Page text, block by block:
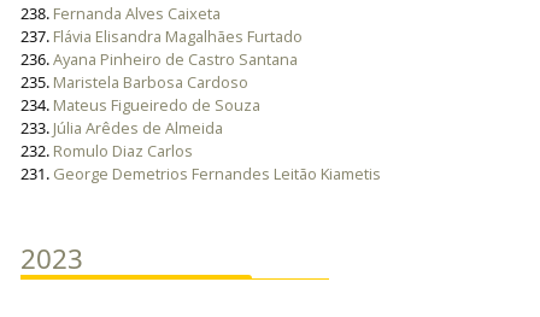
238. Fernanda Alves Caixeta
237. Flávia Elisandra Magalhães Furtado
236.Ayana Pinheiro de Castro Santana
235. Maristela Barbosa Cardoso
234. Mateus Figueiredo de Souza
233. Júlia Arêdes de Almeida
232. Romulo Diaz Carlos
231. George Demetrios Fernandes Leitão Kiametis
2023